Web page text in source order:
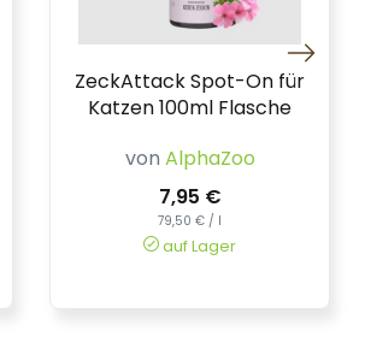
ZeckAttack Spot-On für
Katzen 100ml Flasche
von AlphaZoo
7,95 €
79,50 € / l
auf Lager